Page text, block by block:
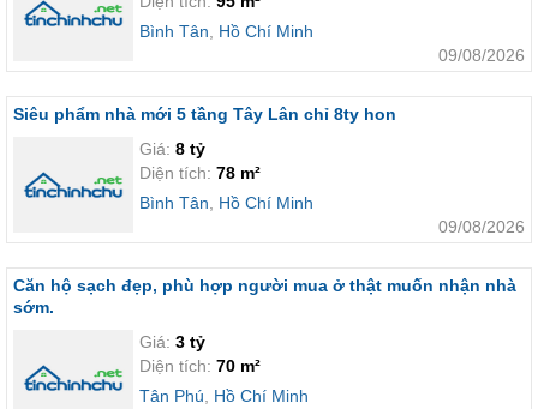
Bình Tân
Hồ Chí Minh
09/08/2026
Siêu phẩm nhà mới 5 tầng Tây Lân chỉ 8ty hon
Giá: 8 tỷ
Diện tích: 78 m²
Bình Tân
Hồ Chí Minh
09/08/2026
Căn hộ sạch đẹp, phù hợp người mua ở thật muốn nhận nhà
sớm.
Giá: 3 tỷ
Diện tích: 70 m²
Tân Phú
Hồ Chí Minh